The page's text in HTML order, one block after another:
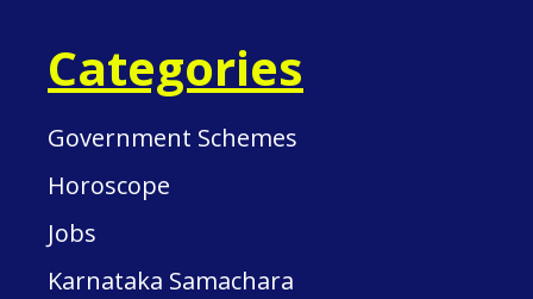
Categories
Government Schemes
Horoscope
Jobs
Karnataka Samachara